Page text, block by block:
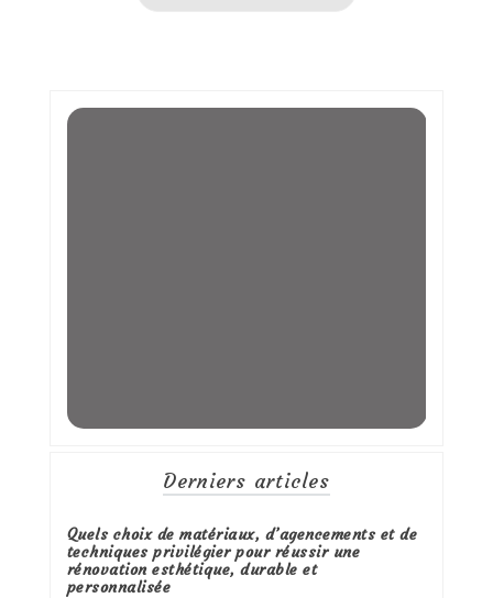
Derniers articles
Quels choix de matériaux, d’agencements et de
techniques privilégier pour réussir une
rénovation esthétique, durable et
personnalisée